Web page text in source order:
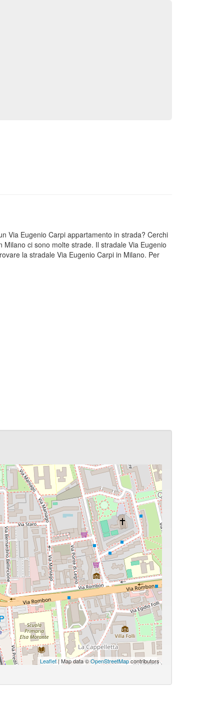
Via Eugenio Carpi appartamento in strada? Cerchi
ci sono molte strade. Il stradale Via Eugenio
la stradale Via Eugenio Carpi in Milano. Per
Leaflet| Map data ©OpenStreetMapcontributors